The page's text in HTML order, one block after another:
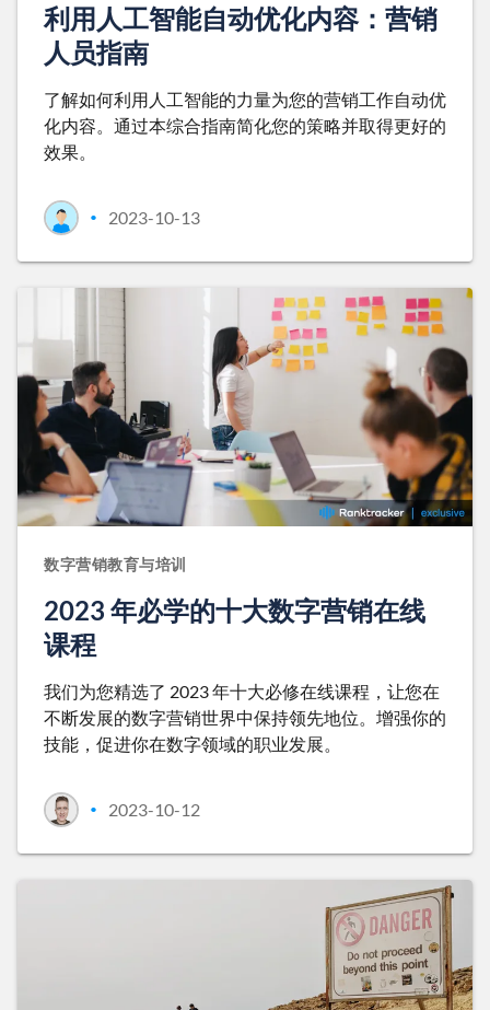
利用人工智能自动优化内容：营销
人员指南
了解如何利用人工智能的力量为您的营销工作自动优
化内容。通过本综合指南简化您的策略并取得更好的
效果。
• 2023-10-13
数字营销教育与培训
2023 年必学的十大数字营销在线
课程
我们为您精选了 2023 年十大必修在线课程，让您在
不断发展的数字营销世界中保持领先地位。增强你的
技能，促进你在数字领域的职业发展。
• 2023-10-12